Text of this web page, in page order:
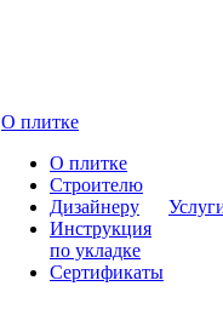
О плитке
О плитке
Строителю
Дизайнеру
Инструкция
по укладке
Сертификаты